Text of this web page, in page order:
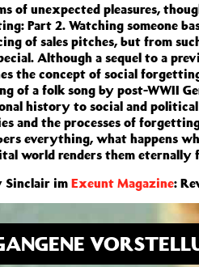
of unexpected pleasures,
Part 2. Watching someone
of sales pitches, but from
Although a sequel to a
the concept ofsocial
of a folk song by post-WWII
history to social and
and the processes of
everything, what happens
world renders them eternally
Sinclair im Exeunt Magazine: